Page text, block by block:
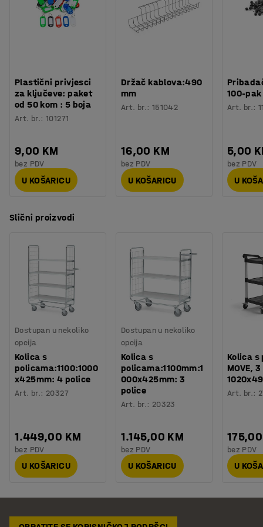
standardne plastične kutije. Opremljena su sa četiri
kotača koji se glatko kotrljaju.
Broj polica: 2
Nosivost: 200 kg
Bez kočnice
Veličina otvora: 10,2
Rub police: Da
Potreban broj osoba
Težina: 29,01
Montaža : Dolazi nesastavljeno
Plastični privjesci
za ključeve: paket
od 50 kom : 5 boja
Art. br.:101271
9,00 KM
bez PDV
U KOŠARICU
Držač kablova:490
mm
Art. br.: 151042
16,00 KM
bez PDV
U KOŠARICU
100-pak
Art. br.:
5,00
bez PDV
U
Slični proizvodi
Dostupan u nekoliko
opcija
Kolica s
policama:1100:1000
x425mm: 4 police
Art. br.: 20327
1.449,00 KM
bez PDV
U KOŠARICU
Dostupan u nekoliko
opcija
Kolica s
policama:1100mm:1
000x425mm: 3
police
Art. br.: 20323
1.145,00 KM
bez PDV
U KOŠARICU
Kolica
MOVE,
Art. br.:
bez PDV
U